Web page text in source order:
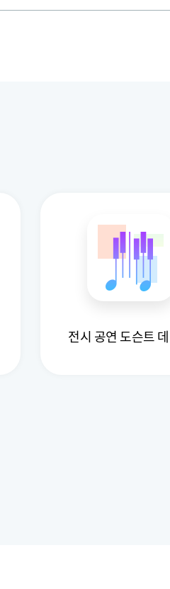
전시 공연 도슨트